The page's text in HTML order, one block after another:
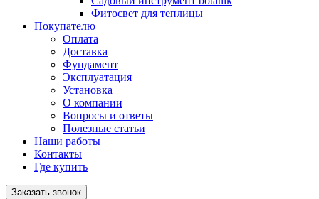
Фитосвет для теплицы
Покупателю
Оплата
Доставка
Фундамент
Эксплуатация
Установка
О компании
Вопросы и ответы
Полезные статьи
Наши работы
Контакты
Где купить
Заказать звонок